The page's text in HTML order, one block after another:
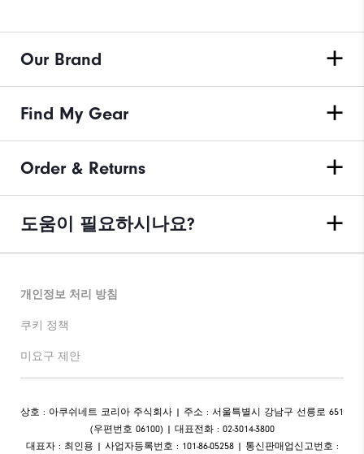
Our Brand
Find My Gear
Order & Returns
도움이 필요하시나요?
개인정보 처리 방침
쿠키 정책
미요구 제안
상호 : 아쿠쉬네트 코리아 주식회사 | 주소 : 서울특별시 강남구 선릉로 651
(우편번호 06100) | 대표전화 : 02-3014-3800
대표자 : 최인용 | 사업자등록번호 : 101-86-05258 | 통신판매업신고번호 :